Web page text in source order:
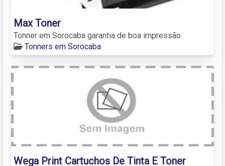
Max Toner
Tonner em Sorocaba garantia de boa impressão.
Tonners em Sorocaba
Wega Print Cartuchos De Tinta E Toner